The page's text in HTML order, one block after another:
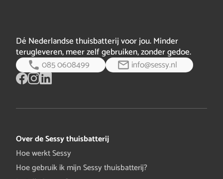
Dé Nederlandse thuisbatterij voor jou. Minder
terugleveren, meer zelf gebruiken, zonder gedoe.
085 0608499
info@sessy.nl
Over de Sessy thuisbatterij
Hoe werkt Sessy
Hoe gebruik ik mijn Sessy thuisbatterij?